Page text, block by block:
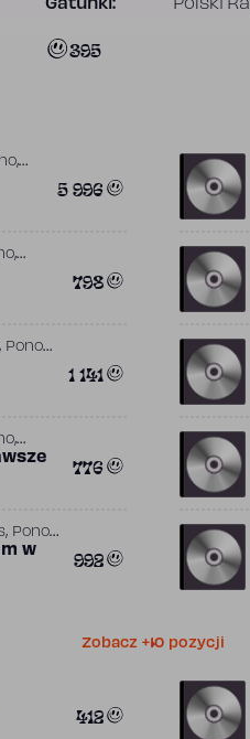
Gatunki: Polski
395
,
5 996
,
798
, Pono,
1 141
,
776
, Pono,
w
992
Zobacz +10 pozycji
412